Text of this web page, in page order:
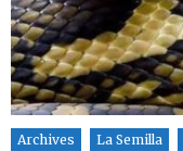
Archives La Semilla